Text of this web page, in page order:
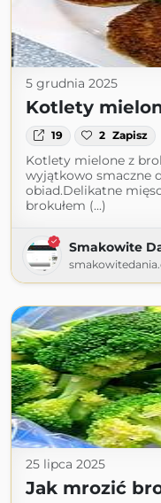
5 grudnia 2025
Kotlety
19 2 Zapisz
Kotlety mielone z
wyjątkowo smaczne
obiad.Delikatne
brokułem (...)
Smakowite
25 lipca 2025
Jak mrozić